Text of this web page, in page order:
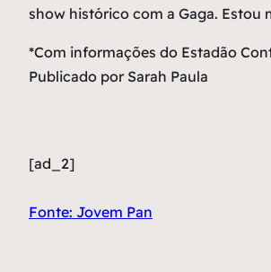
show histórico com a Gaga. Estou
*Com informações do Estadão
Publicado por Sarah Paula
[ad_2]
Fonte: Jovem Pan